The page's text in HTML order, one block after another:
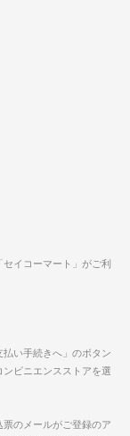
イコーマート」がご利
い手続きへ」のボタン
ビニエンスストアを選
のメールがご登録のア